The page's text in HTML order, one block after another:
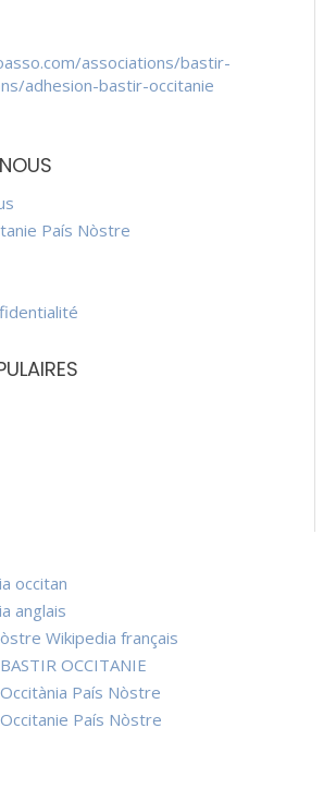
associations/bastir-
adhesion-bastir-occitanie
País Nòstre
occitan
anglais
Wikipedia français
OCCITANIE
País Nòstre
País Nòstre